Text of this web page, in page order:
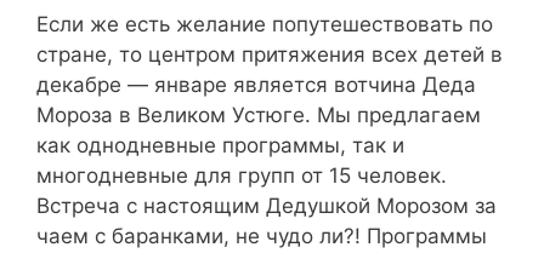
Если же есть желание попутешествовать по
стране, то центром притяжения всех детей в
декабре — январе является вотчина Деда
Мороза в Великом Устюге. Мы предлагаем
как однодневные программы, так и
многодневные для групп от 15 человек.
Встреча с настоящим Дедушкой Морозом за
чаем с баранками, не чудо ли?! Программы